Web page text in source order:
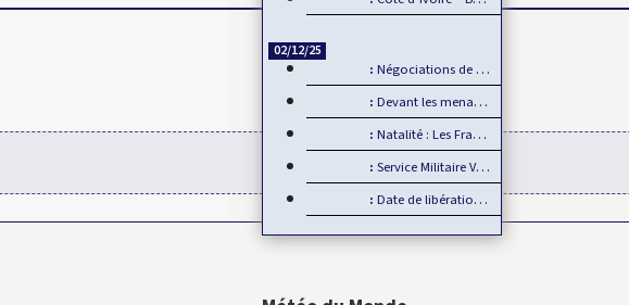
02/12/25
Négociations de paix en Ukraine : L’Europe mise de côté
Devant les menaces de la Chine, Taïwan joue la carte de…
Natalité : Les Français font moins d’enfants
Service Militaire Volontaire en France : Des nouveautés en 2025
Date de libération des internationaux pour la CAN 2025 : Rumeur ou…